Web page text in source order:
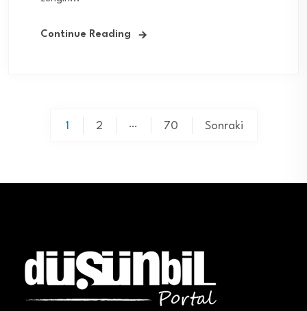
Continue Reading
1 2 … 70 Sonraki